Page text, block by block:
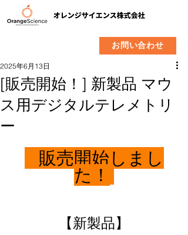
お問い合わせ
[販売開始！] 新製品 マウ
ス用デジタルテレメトリ
ー
2025年6月13日
販売開始しまし
た！
【新製品】